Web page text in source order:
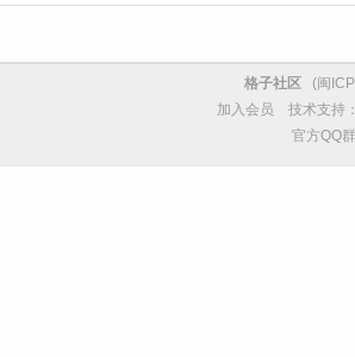
格子社区 (闽
加入会员
技术支持
官方QQ